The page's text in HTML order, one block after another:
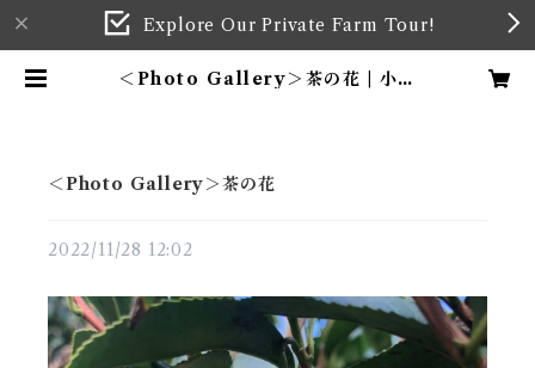
Explore Our Private Farm Tour!
＜Photo Gallery＞茶の花 | 小山
＜Photo Gallery＞茶の花
2022/11/28 12:02